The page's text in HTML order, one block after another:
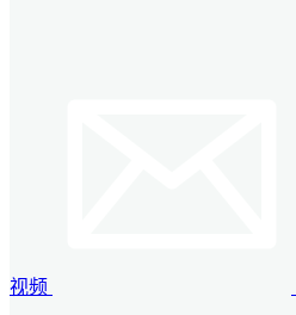
视频